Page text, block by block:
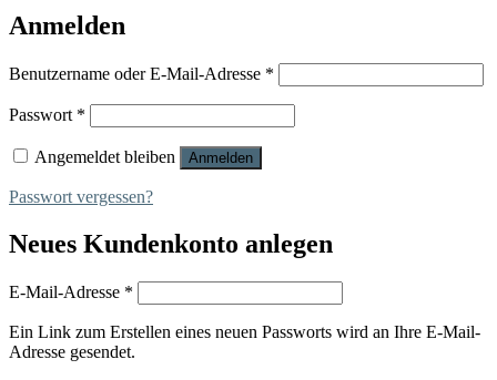
Anmelden
Benutzername oder E-Mail-Adresse *
Passwort *
Angemeldet bleiben Anmelden
Passwort vergessen?
Neues Kundenkonto anlegen
E-Mail-Adresse *
Ein Link zum Erstellen eines neuen Passworts wird an Ihre E-Mail-
Adresse gesendet.